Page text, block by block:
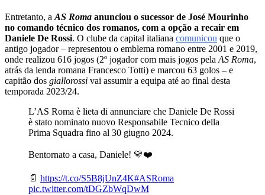
Entretanto, aAS Roma anunciou o sucessor de José Mourinho
no comando técnico dos romanos, com a opção a recair em
Daniele De Rossi. O clube da capital italiana comunicou que o
antigo jogador – representou o emblema romano entre 2001 e 2019,
onde realizou 616 jogos (2º jogador com mais jogos pelaAS Roma,
atrás da lenda romana Francesco Totti) e marcou 63 golos – e
capitão dos giallorossi vai assumir a equipa até ao final desta
temporada 2023/24.
L’AS Roma è lieta di annunciare che Daniele De Rossi
è stato nominato nuovo Responsabile Tecnico della
Prima Squadra fino al 30 giugno 2024.
Bentornato a casa, Daniele! 💛❤️
📄 https://t.co/S5B8jUnZ4K#ASRoma
pic.twitter.com/tDGZbWqDwM